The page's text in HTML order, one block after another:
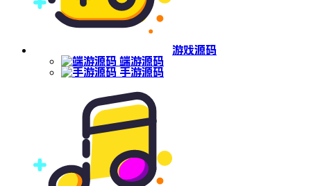
游戏源码
端游源码
手游源码